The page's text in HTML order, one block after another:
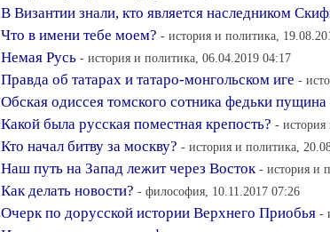
В Византии знали, кто является наследником
Что в имени тебе моем? - история и политика,
Немая Русь - история и политика, 06.04.2019 04:17
Правда об татарах и татаро-монгольском иге -
Обская одиссея томского сотника федьки пущина
Какой была русская поместная крепость? - история
Кто начал битву за москву? - история и политика,
Наш путь на Запад лежит через Восток - история и
Как делать новости? - философия, 10.11.2017 07:26
Очерк по дорусской истории Верхнего Приобья -